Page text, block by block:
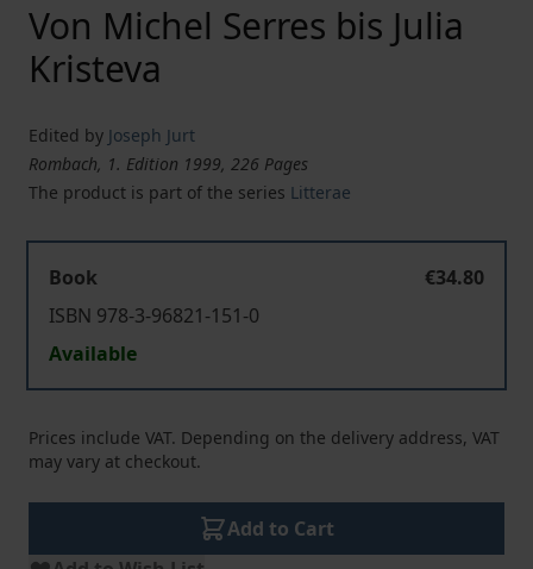
Von Michel Serres bis Julia
Kristeva
Edited by Joseph Jurt
Rombach, 1. Edition 1999, 226 Pages
The product is part of the series Litterae
Book
€34.80
ISBN 978-3-96821-151-0
Available
Prices include VAT. Depending on the delivery address, VAT
may vary at checkout.
Add to Cart